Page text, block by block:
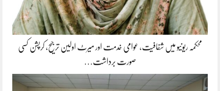
محکمہ ریونیو میں شفافیت، عوامی خدمت اور میرٹ اولین ترجیح، کرپشن کسی
صورت برداشت…